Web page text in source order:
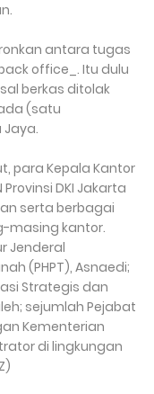
antara tugas
office_. Itu dulu
berkas ditolak
(satu
Jaya.
para Kepala Kantor
DKI Jakarta
serta berbagai
masing kantor.
Jenderal
(PHPT), Asnaedi;
Strategis dan
sejumlah Pejabat
Kementerian
di lingkungan